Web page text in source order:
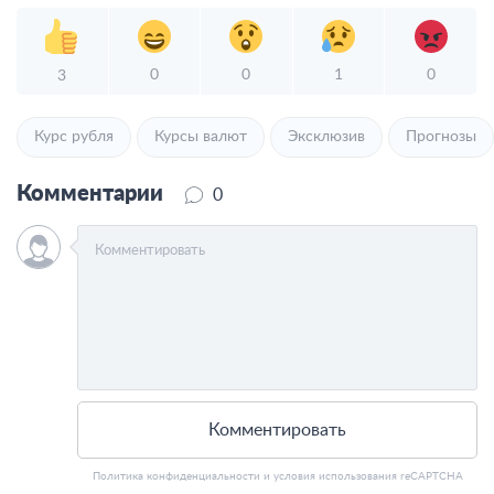
3 0 0 1 0
Курс рубля Курсы валют Эксклюзив Прогнозы
Комментарии 0
Комментировать
Политика конфиденциальности и условия использования reCAPTCHA